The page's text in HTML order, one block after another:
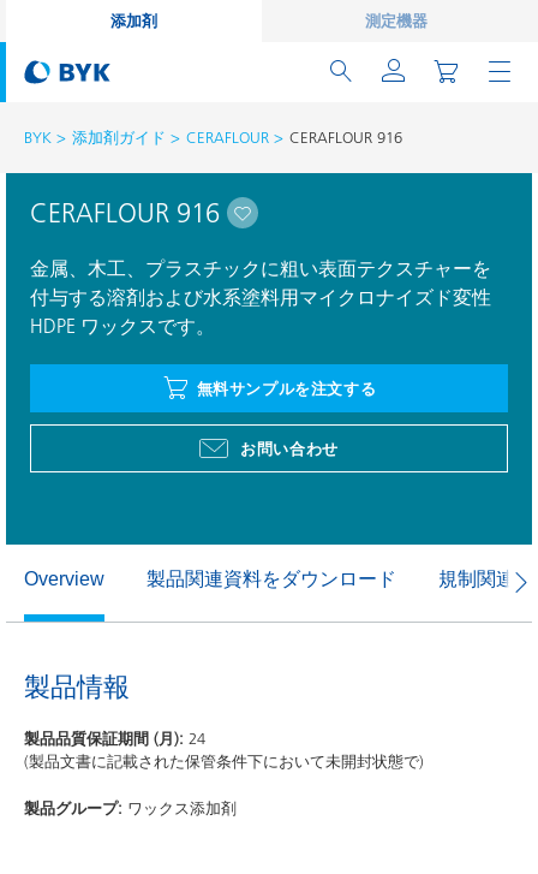
添加剤 測定機器
BYK 添加剤ガイド CERAFLOUR CERAFLOUR 916
CERAFLOUR 916
金属、木工、プラスチックに粗い表面テクスチャーを
付与する溶剤および水系塗料用マイクロナイズド変性
HDPE ワックスです。
無料サンプルを注文する
お問い合わせ
Overview 製品関連資料をダウンロード 規制関連
製品情報
製品品質保証期間 (月): 24
(製品文書に記載された保管条件下において未開封状態で)
製品グループ: ワックス添加剤